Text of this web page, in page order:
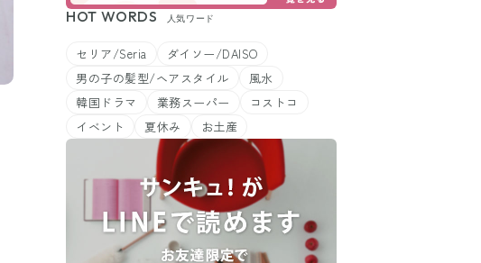
HOT WORDS 人気ワード
セリア/Seria
ダイソー/DAISO
男の子の髪型/ヘアスタイル
風水
韓国ドラマ
業務スーパー
コストコ
イベント
夏休み お土産